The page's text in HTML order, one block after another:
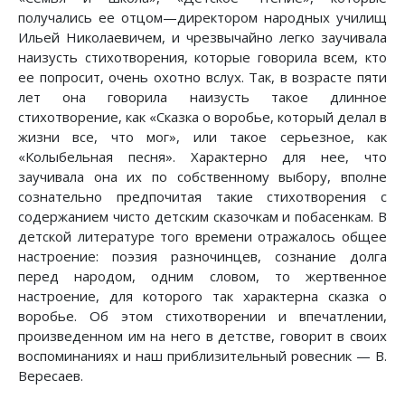
получались ее отцом—директором народных училищ
Ильей Николаевичем, и чрезвычайно легко заучивала
наизусть стихотворения, которые говорила всем, кто
ее попросит, очень охотно вслух. Так, в возрасте пяти
лет она говорила наизусть такое длинное
стихотворение, как «Сказка о воробье, который делал в
жизни все, что мог», или такое серьезное, как
«Колыбельная песня». Характерно для нее, что
заучивала она их по собственному выбору, вполне
сознательно предпочитая такие стихотворения с
содержанием чисто детским сказочкам и побасенкам. В
детской литературе того времени отражалось общее
настроение: поэзия разночинцев, сознание долга
перед народом, одним словом, то жертвенное
настроение, для которого так характерна сказка о
воробье. Об этом стихотворении и впечатлении,
произведенном им на него в детстве, говорит в своих
воспоминаниях и наш приблизительный ровесник — В.
Вересаев.